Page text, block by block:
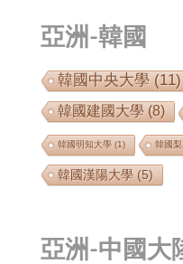
亞洲-韓國
韓國中央大學(11)
韓國建國大學 (8)
韓國明知大學 (1) 韓國
韓國漢陽大學 (5)
亞洲-中國大